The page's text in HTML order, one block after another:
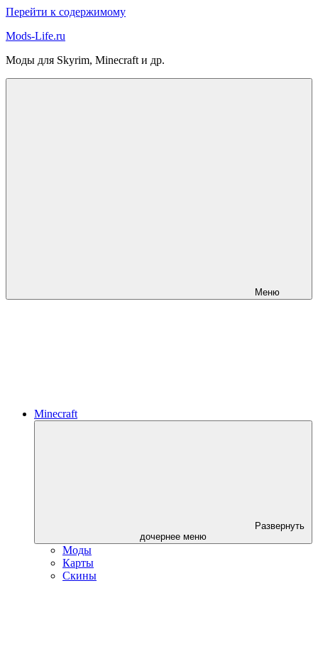
Перейти к содержимому
Mods-Life.ru
Моды для Skyrim, Minecraft и др.
Меню
Minecraft
Развернуть
дочернее меню
Моды
Карты
Скины